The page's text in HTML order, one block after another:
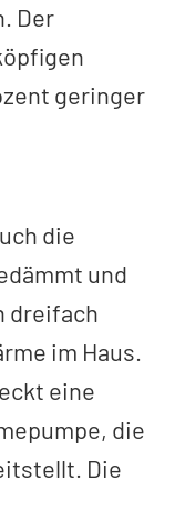
Der
geringer
die
und
dreifach
im Haus.
eine
die
Die